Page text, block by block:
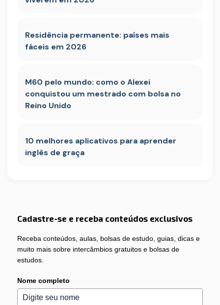
Residência permanente: países mais
fáceis em 2026
M60 pelo mundo: como o Alexei
conquistou um mestrado com bolsa no
Reino Unido
10 melhores aplicativos para aprender
inglês de graça
Cadastre-se e receba conteúdos exclusivos
Receba conteúdos, aulas, bolsas de estudo, guias, dicas e
muito mais sobre intercâmbios gratuitos e bolsas de
estudos.
Nome completo